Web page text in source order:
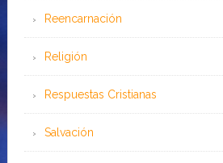
Reencarnación
Religión
Respuestas Cristianas
Salvación